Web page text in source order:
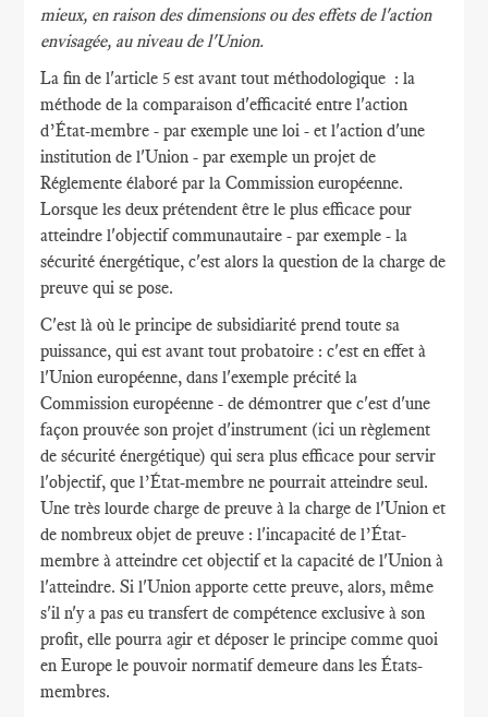
mieux, en raison des dimensions ou des effets de l'action
envisagée, au niveau de l'Union.
La fin de l'article 5 est avant tout méthodologique : la
méthode de la comparaison d'efficacité entre l'action
d’État-membre - par exemple une loi - et l'action d'une
institution de l'Union - par exemple un projet de
Réglemente élaboré par la Commission européenne.
Lorsque les deux prétendent être le plus efficace pour
atteindre l'objectif communautaire - par exemple - la
sécurité énergétique, c'est alors la question de la charge de
preuve qui se pose.
C'est là où le principe de subsidiarité prend toute sa
puissance, qui est avant tout probatoire : c'est en effet à
l'Union européenne, dans l'exemple précité la
Commission européenne - de démontrer que c'est d'une
façon prouvée son projet d'instrument (ici un règlement
de sécurité énergétique) qui sera plus efficace pour servir
l'objectif, que l’État-membre ne pourrait atteindre seul.
Une très lourde charge de preuve à la charge de l'Union et
de nombreux objet de preuve : l'incapacité de l’État-
membre à atteindre cet objectif et la capacité de l'Union à
l'atteindre. Si l'Union apporte cette preuve, alors, même
s'il n'y a pas eu transfert de compétence exclusive à son
profit, elle pourra agir et déposer le principe comme quoi
en Europe le pouvoir normatif demeure dans les États-
membres.